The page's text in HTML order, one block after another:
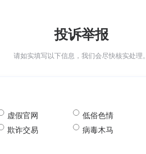
投诉举报
请如实填写以下信息，我们会尽快核实处理。
虚假官网 低俗色情
欺诈交易 病毒木马